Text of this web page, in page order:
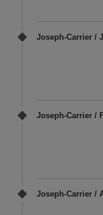
Joseph-Carrier /
Joseph-Carrier /
Joseph-Carrier /